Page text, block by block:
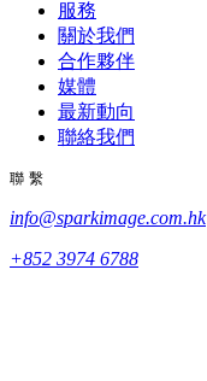
服務
關於我們
合作夥伴
媒體
最新動向
聯絡我們
聯繫
info@sparkimage.com.hk
+852 3974 6788